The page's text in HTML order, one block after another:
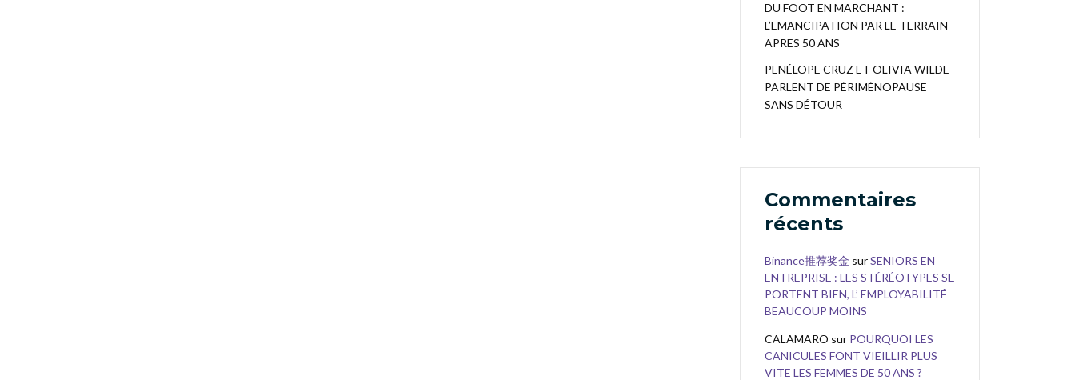
DU FOOT EN MARCHANT :
L’EMANCIPATION PAR LE TERRAIN
APRES 50 ANS
PENÉLOPE CRUZ ET OLIVIA WILDE
PARLENT DE PÉRIMÉNOPAUSE
SANS DÉTOUR
Commentaires
récents
Binance推荐奖金 surSENIORS EN
ENTREPRISE : LES STÉRÉOTYPES SE
PORTENT BIEN, L’ EMPLOYABILITÉ
BEAUCOUP MOINS
CALAMARO sur POURQUOI LES
CANICULES FONT VIEILLIR PLUS
VITE LES FEMMES DE 50 ANS ?